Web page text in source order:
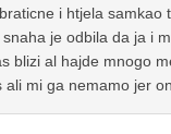
i htjela
je odbila da ja i
blizi al hajde mnogo
mi ga nemamo jer